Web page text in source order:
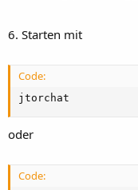
6. Starten mit
Code:
jtorchat
oder
Code: